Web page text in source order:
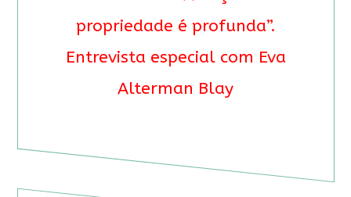
propriedade é profunda”.
Entrevista especial com Eva
Alterman Blay